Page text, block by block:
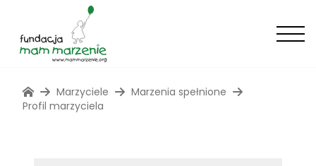
Marzyciele
Marzenia spełnione
Profil marzyciela